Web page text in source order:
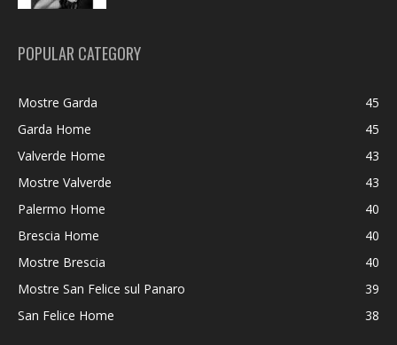
POPULAR CATEGORY
Mostre Garda
45
Garda Home
45
Valverde Home
43
Mostre Valverde
43
Palermo Home
40
Brescia Home
40
Mostre Brescia
40
Mostre San Felice sul Panaro
39
San Felice Home
38